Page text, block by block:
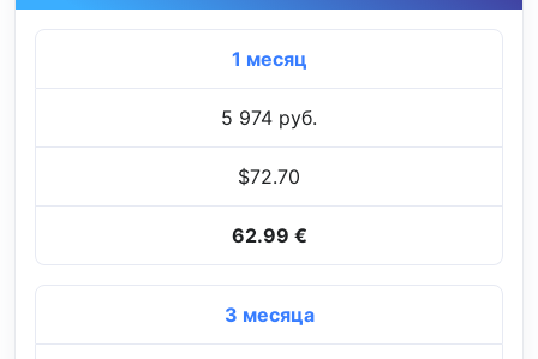
1 месяц
5 974 руб.
$72.70
62.99 €
3 месяца